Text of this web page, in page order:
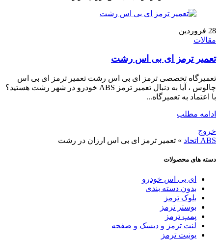
28 فروردین
مقالات
تعمیر ترمز ای بی اس رشت
تعمیرگاه تخصصی ترمز ای بی اس رشت تعمیر ترمز ای بی اس
چالوس ، آیا به دنبال تعمیر ترمز ABS خودرو در شهر رشت هستید؟
با اعتماد به تعمیرگاه...
ادامه مطلب
خروج
ABS اتحاد
» تعمیر ترمز ای بی اس ارزان در رشت
دسته های محصولات
ای بی اس خودرو
بدون دسته بندی
بلوک ترمز
بوستر ترمز
پمپ ترمز
لنت ترمز و دیسک و صفحه
یونیت ترمز